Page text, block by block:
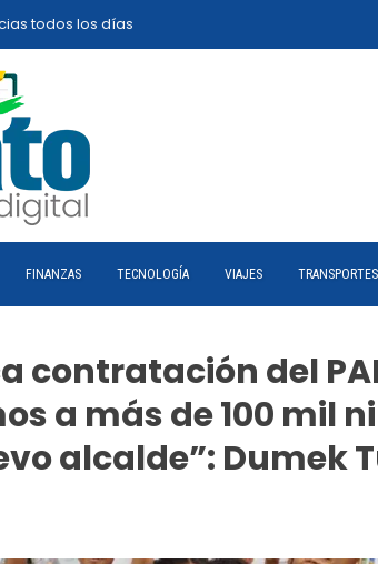
todos los días
FINANZAS TECNOLOGÍA VIAJES TRANSPORTES
contratación del
a más de 100 mil
alcalde”: Dumek